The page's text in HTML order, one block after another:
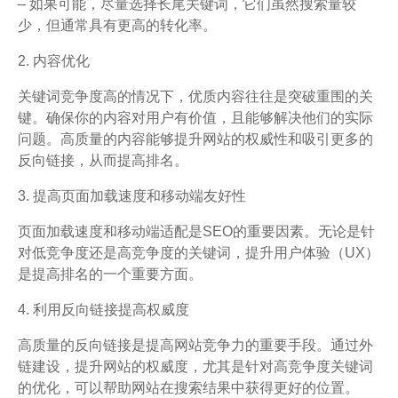
– 如果可能，尽量选择长尾关键词，它们虽然搜索量较
少，但通常具有更高的转化率。
2. 内容优化
关键词竞争度高的情况下，优质内容往往是突破重围的关
键。确保你的内容对用户有价值，且能够解决他们的实际
问题。高质量的内容能够提升网站的权威性和吸引更多的
反向链接，从而提高排名。
3. 提高页面加载速度和移动端友好性
页面加载速度和移动端适配是SEO的重要因素。无论是针
对低竞争度还是高竞争度的关键词，提升用户体验（UX）
是提高排名的一个重要方面。
4. 利用反向链接提高权威度
高质量的反向链接是提高网站竞争力的重要手段。通过外
链建设，提升网站的权威度，尤其是针对高竞争度关键词
的优化，可以帮助网站在搜索结果中获得更好的位置。